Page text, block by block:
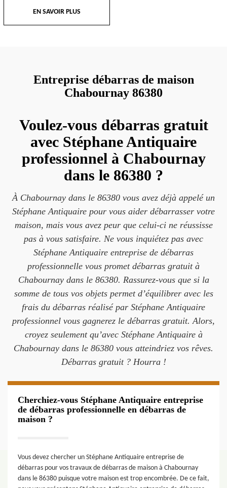
EN SAVOIR PLUS
Entreprise débarras de maison
Chabournay 86380
Voulez-vous débarras gratuit
avec Stéphane Antiquaire
professionnel à Chabournay
dans le 86380 ?
À Chabournay dans le 86380 vous avez déjà appelé un
Stéphane Antiquaire pour vous aider débarrasser votre
maison, mais vous avez peur que celui-ci ne réussisse
pas à vous satisfaire. Ne vous inquiétez pas avec
Stéphane Antiquaire entreprise de débarras
professionnelle vous promet débarras gratuit à
Chabournay dans le 86380. Rassurez-vous que si la
somme de tous vos objets permet d’équilibrer avec les
frais du débarras réalisé par Stéphane Antiquaire
professionnel vous gagnerez le débarras gratuit. Alors,
croyez seulement qu’avec Stéphane Antiquaire à
Chabournay dans le 86380 vous atteindriez vos rêves.
Débarras gratuit ? Hourra !
Cherchiez-vous Stéphane Antiquaire entreprise
de débarras professionnelle en débarras de
maison ?
Vous devez chercher un Stéphane Antiquaire entreprise de
débarras pour vos travaux de débarras de maison à Chabournay
dans le 86380 puisque votre maison est trop encombrée. De ce fait,